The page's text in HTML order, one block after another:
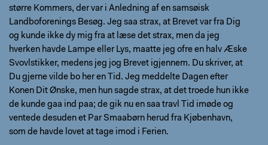
større Kommers, der var i Anledning af en samsøisk
Landboforenings Besøg. Jeg saa strax, at Brevet var fra Dig
og kunde ikke dy mig fra at læse det strax, men da jeg
hverken havde Lampe eller Lys, maatte jeg ofre en halv Æske
Svovlstikker, medens jeg jog Brevet igjennem. Du skriver, at
Du gjerne vilde bo her en Tid. Jeg meddelte Dagen efter
Konen Dit Ønske, men hun sagde strax, at det troede hun ikke
de kunde gaa ind paa; de gik nu en saa travl Tid imøde og
ventede desuden et Par Smaabørn herud fra Kjøbenhavn,
som de havde lovet at tage imod i Ferien.